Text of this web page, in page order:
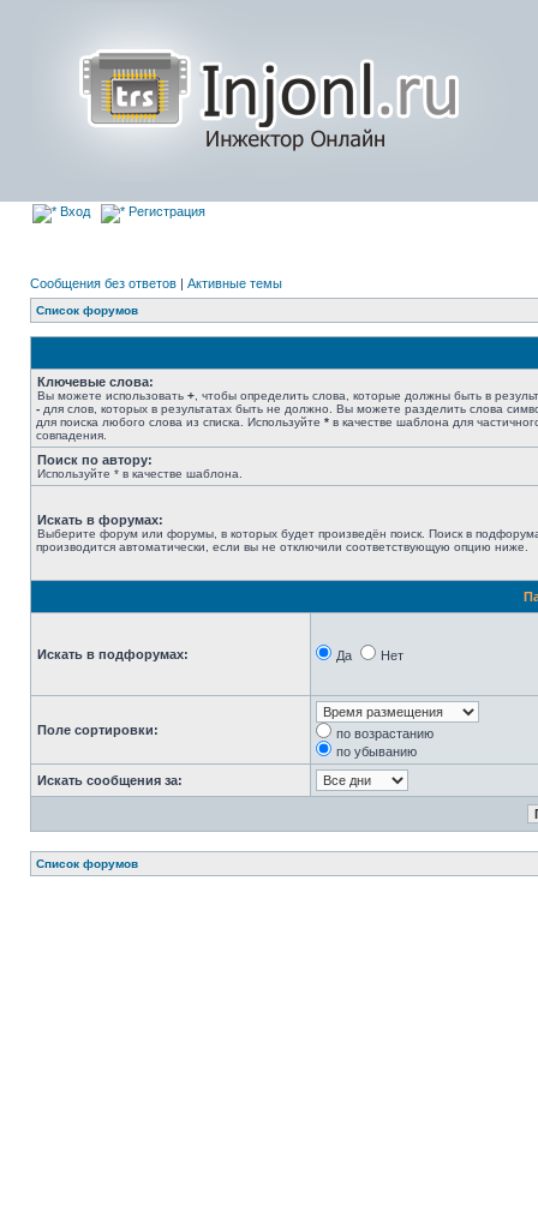
Вход Регистрация
Сообщения без ответов | Активные темы
Список форумов
Ключевые слова:
Вы можете использовать + , чтобы определить слова, которые должны быть в
- для слов, которых в результатах быть не должно. Вы можете разделить слова
для поиска любого слова из списка. Используйте * в качестве шаблона для
совпадения.
Поиск по автору:
Используйте * в качестве шаблона.
Искать в форумах:
Выберите форум или форумы, в которых будет произведён поиск. Поиск в
производится автоматически, если вы не отключили соответствующую опцию ниже.
Искать в подфорумах: Да Нет
Поле сортировки:
по возрастанию
по убыванию
Искать сообщения за:
Список форумов